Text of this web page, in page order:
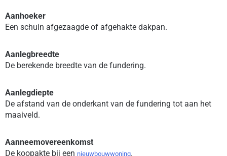
Aanhoeker
Een schuin afgezaagde of afgehakte dakpan.
Aanlegbreedte
De berekende breedte van de fundering.
Aanlegdiepte
De afstand van de onderkant van de fundering tot aan het
maaiveld.
Aanneemovereenkomst
De koopakte bij een nieuwbouwwoning.